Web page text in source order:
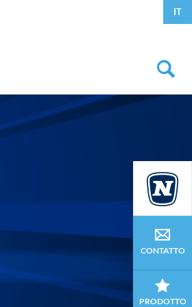
IT
CONTATTO
PRODOTTO